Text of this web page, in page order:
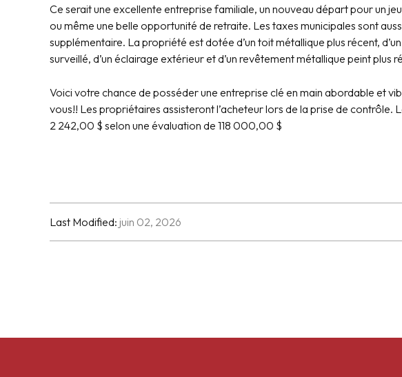
Ce serait une excellente entreprise familiale, un nouveau départ pour un
ou même une belle opportunité de retraite. Les taxes municipales sont
supplémentaire. La propriété est dotée d’un toit métallique plus récent,
surveillé, d’un éclairage extérieur et d’un revêtement métallique peint plus
Voici votre chance de posséder une entreprise clé en main abordable et
vous!! Les propriétaires assisteront l’acheteur lors de la prise de contrôle.
2 242,00 $ selon une évaluation de 118 000,00 $
Last Modified: juin 02, 2026